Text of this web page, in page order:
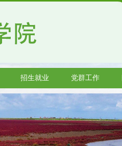
招生就业 党群工作